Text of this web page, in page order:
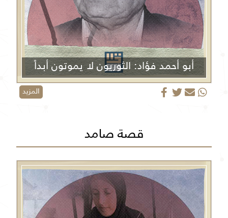
أبو أحمد فؤاد: الثوريون لا يموتون أبداً
المزيد
قصة صامد